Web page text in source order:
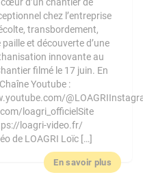
chez l’entreprise
transbordement,
et découverte d’une
innovante au
filmé le 17 juin. En
Youtube :
loagri_officielSite
loagri-video.fr/
de LOAGRI Loïc […]
En savoir plus